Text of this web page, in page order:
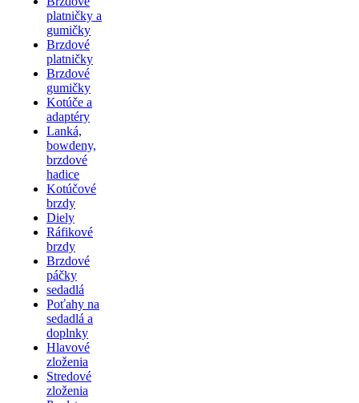
platničky a
gumičky
Brzdové
platničky
Brzdové
gumičky
Kotúče a
adaptéry
Lanká,
bowdeny,
brzdové
hadice
Kotúčové
brzdy
Diely
Ráfikové
brzdy
Brzdové
páčky
sedadlá
Poťahy na
sedadlá a
doplnky
Hlavové
zloženia
Stredové
zloženia